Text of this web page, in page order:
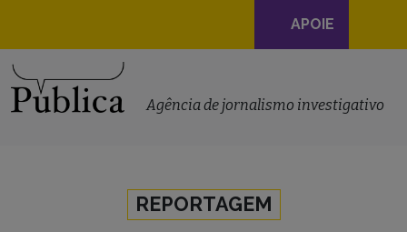
Navegação
principal
APOIE
Agência de jornalismo investigativo
REPORTAGEM